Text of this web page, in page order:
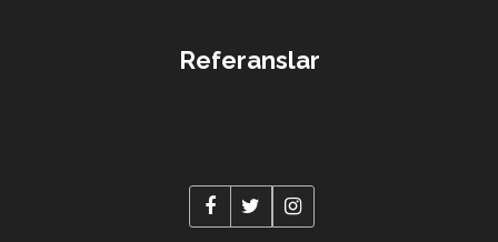
Referanslar